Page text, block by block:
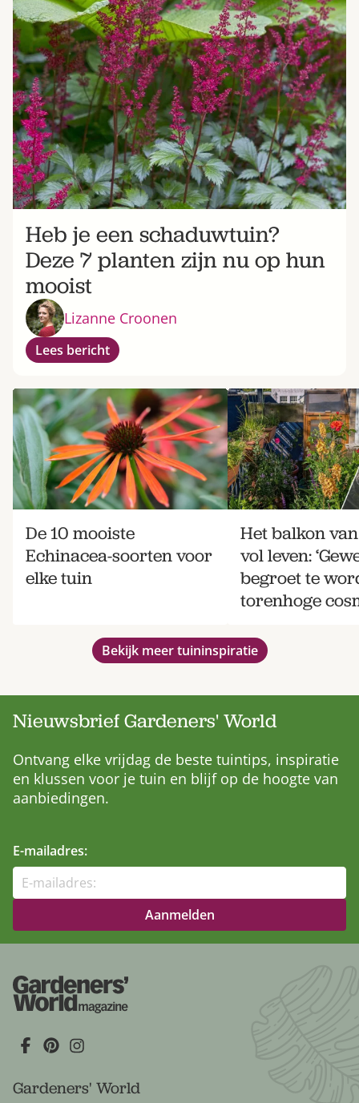
Heb je een schaduwtuin?
Deze 7 planten zijn nu op hun
mooist
Lizanne Croonen
Lees bericht
De 10 mooiste
Echinacea-soorten voor
elke tuin
Het balkon
vol leven:
begroet te
torenhoge
Bekijk meer tuininspiratie
Nieuwsbrief Gardeners' World
Ontvang elke vrijdag de beste tuintips, inspiratie
en klussen voor je tuin en blijf op de hoogte van
aanbiedingen.
E-mailadres:
Gardeners' World